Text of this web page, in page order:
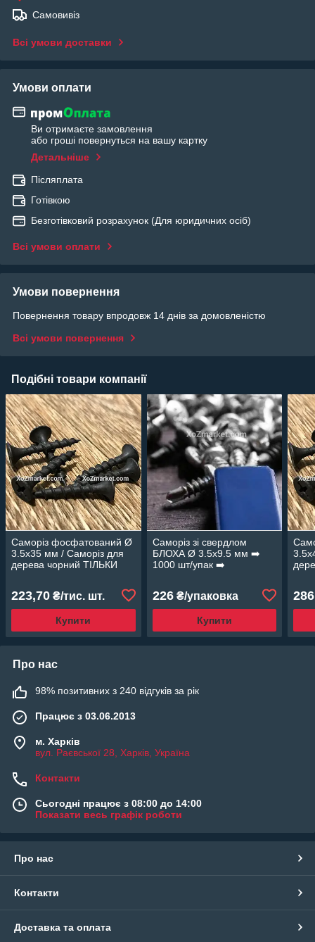
Самовивіз
Всі умови доставки
Умови оплати
Ви отримаєте замовлення
або гроші повернуться на вашу картку
Детальніше
Післяплата
Готівкою
Безготівковий розрахунок (Для юридичних осіб)
Всі умови оплати
Умови повернення
Повернення товару впродовж 14 днів за домовленістю
Всі умови повернення
Подібні товари компанії
Саморіз фосфатований Ø
3.5х35 мм / Саморіз для
дерева чорний ТІЛЬКИ
223,70 ₴/тис. шт.
Купити
Саморіз зі свердлом
БЛОХА Ø 3.5х9.5 мм ➡️
1000 шт/упак ➡️
БЛОХУ
226₴/упаковка
Купити
Про нас
98% позитивних з 240 відгуків за рік
Працює з 03.06.2013
м. Харків
вул. Раєвської 28, Харків, Україна
Контакти
Сьогодні працює з 08:00 до 14:00
Показати весь графік роботи
Про нас
Контакти
Доставка та оплата